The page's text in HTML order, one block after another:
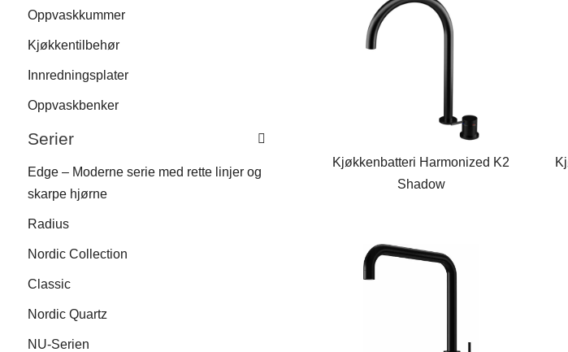
Oppvaskkummer
Kjøkkentilbehør
Innredningsplater
Oppvaskbenker
Serier
Edge – Moderne serie med rette linjer og
skarpe hjørne
Radius
Nordic Collection
Classic
Nordic Quartz
NU-Serien
Kjøkkenbatteri Harmonized K2
Shadow